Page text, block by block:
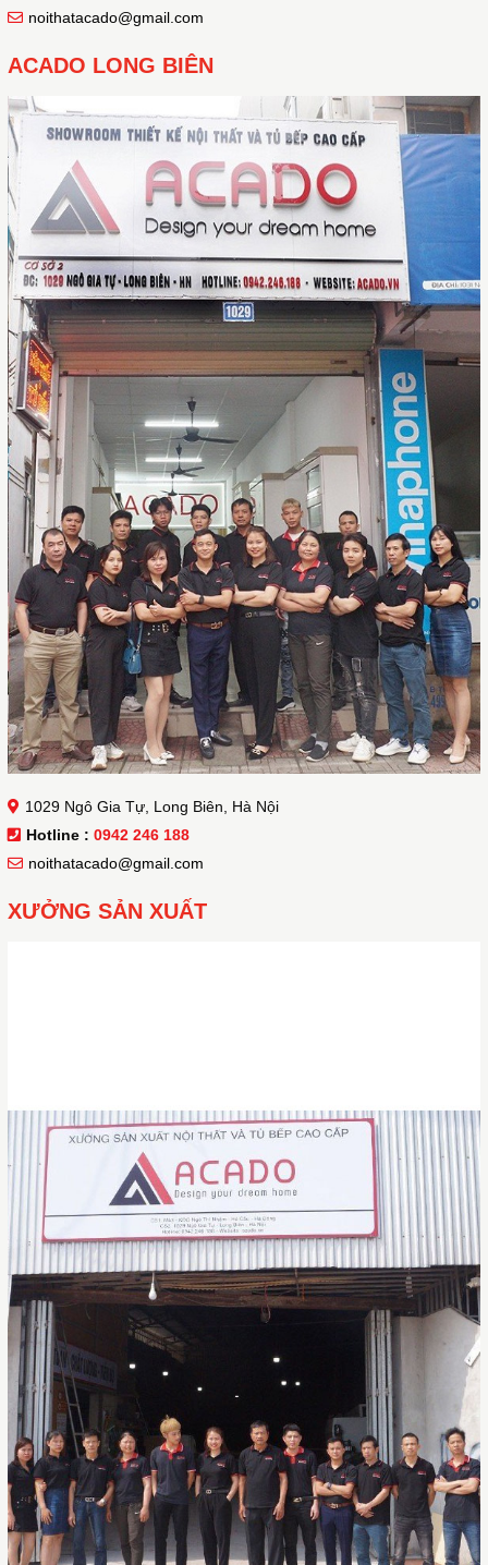
noithatacado@gmail.com
ACADO LONG BIÊN
1029 Ngô Gia Tự, Long Biên, Hà Nội
Hotline : 0942 246 188
noithatacado@gmail.com
XƯỞNG SẢN XUẤT